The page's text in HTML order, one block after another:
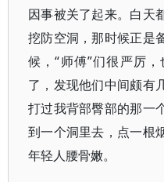
因事被关了起来。白天
挖防空洞，那时候正是
候，“师傅”们很严厉
了，发现他们中间颇有
打过我背部臀部的那一
到一个洞里去，点一根
年轻人腰骨嫩。